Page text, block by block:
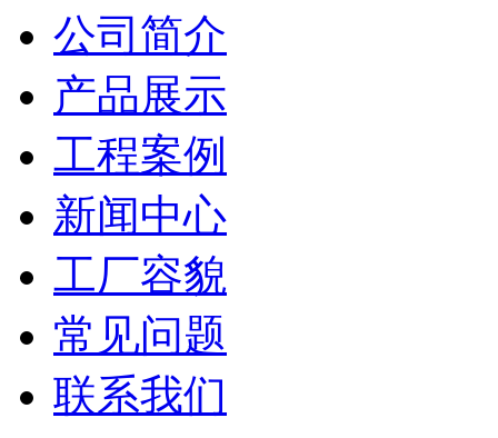
公司简介
产品展示
工程案例
新闻中心
工厂容貌
常见问题
联系我们